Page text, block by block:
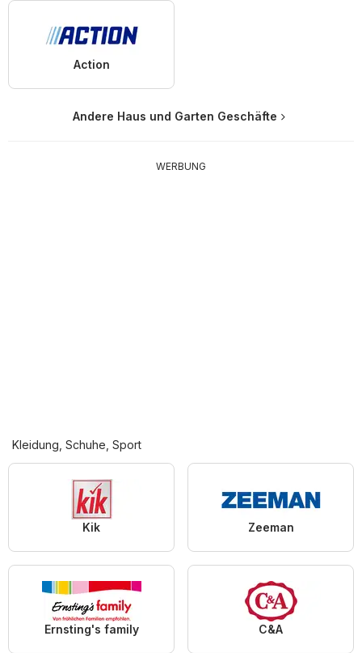
Action
Andere Haus und Garten Geschäfte
WERBUNG
Kleidung, Schuhe, Sport
Kik Zeeman
Ernsting's family C&A